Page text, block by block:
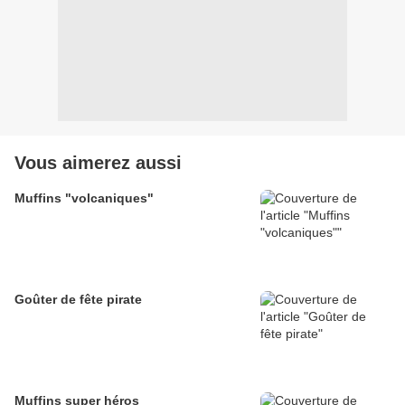
Vous aimerez aussi
Muffins "volcaniques"
Goûter de fête pirate
Muffins super héros